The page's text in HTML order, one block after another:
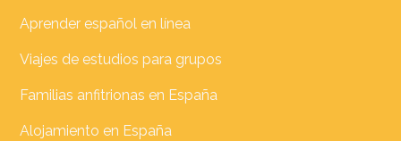
Aprender español en línea
Viajes de estudios para grupos
Familias anfitrionas en España
Alojamiento en España